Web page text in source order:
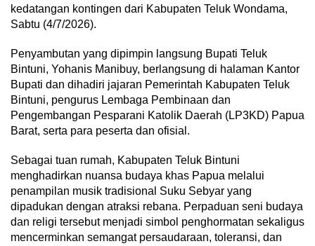
kedatangan kontingen dari Kabupaten Teluk Wondama,
Sabtu (4/7/2026).
Penyambutan yang dipimpin langsung Bupati Teluk
Bintuni, Yohanis Manibuy, berlangsung di halaman Kantor
Bupati dan dihadiri jajaran Pemerintah Kabupaten Teluk
Bintuni, pengurus Lembaga Pembinaan dan
Pengembangan Pesparani Katolik Daerah (LP3KD) Papua
Barat, serta para peserta dan ofisial.
Sebagai tuan rumah, Kabupaten Teluk Bintuni
menghadirkan nuansa budaya khas Papua melalui
penampilan musik tradisional Suku Sebyar yang
dipadukan dengan atraksi rebana. Perpaduan seni budaya
dan religi tersebut menjadi simbol penghormatan sekaligus
mencerminkan semangat persaudaraan, toleransi, dan